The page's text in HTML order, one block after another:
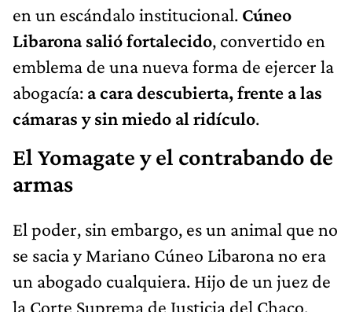
en un escándalo institucional. Cúneo
Libarona salió fortalecido, convertido en
emblema de una nueva forma de ejercer la
abogacía: a cara descubierta, frente a las
cámaras y sin miedo al ridículo.
El Yomagate y el contrabando de
armas
El poder, sin embargo, es un animal que no
se sacia y Mariano Cúneo Libarona no era
un abogado cualquiera. Hijo de un juez de
la Corte Suprema de Justicia del Chaco,